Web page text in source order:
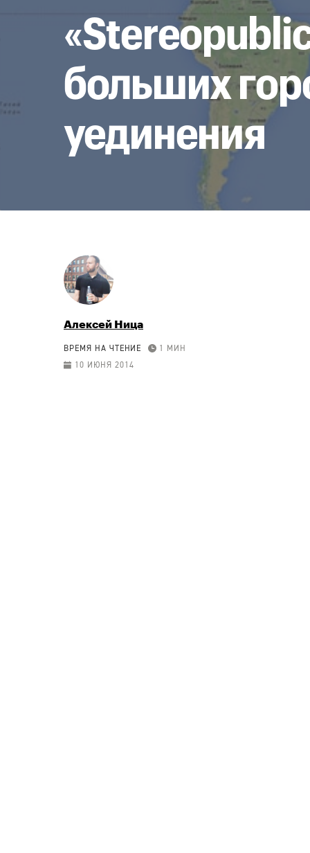
больших
уединения
Алексей Ница
ВРЕМЯ НА ЧТЕНИЕ
1 МИН
10 ИЮНЯ 2014